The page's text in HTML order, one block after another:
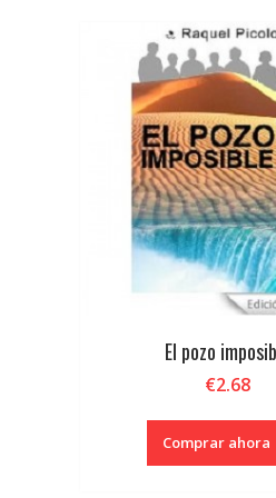
El pozo
€2.68
Comprar ahora